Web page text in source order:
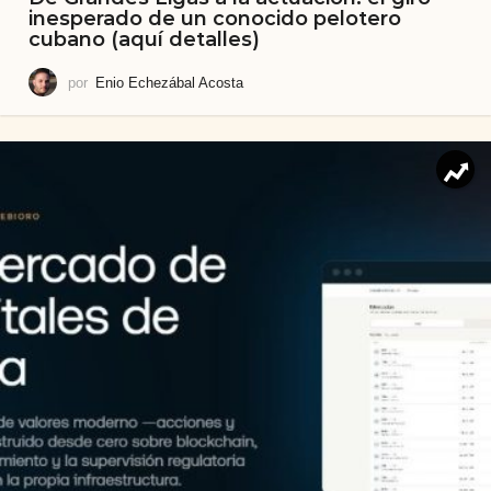
inesperado de un conocido pelotero
cubano (aquí detalles)
por Enio Echezábal Acosta